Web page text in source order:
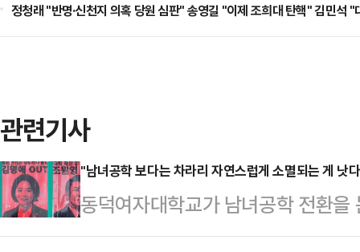
정청래 "반명·신천지 의혹 당원 심판" 송영길 "이제 조희대 탄핵" 김민석 "
관련기사
"남녀공학 보다는 차라리 자연스럽게 소멸되는 게
동덕여자대학교가 남녀공학 전환
갈수록 깊어가고 있다. 학교와 학생